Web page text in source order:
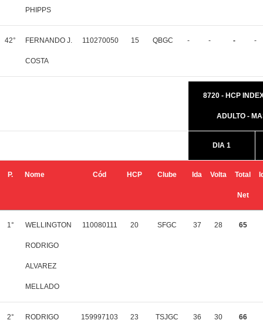
PHIPPS
42° FERNANDO J.
COSTA
110270050 15 QBGC - - - -
8720 - HCP
ADULTO -
DIA 1
P. Nome Cód HCP Clube Ida Volta Total
Net
1° WELLINGTON
RODRIGO
ALVAREZ
MELLADO
110080111 20 SFGC 37 28 65
2° RODRIGO 159997103 23 TSJGC 36 30 66